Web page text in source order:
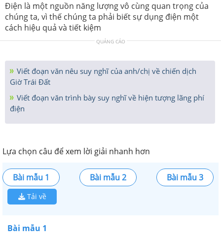
Điện là một nguồn năng lượng vô cùng quan trọng của
chúng ta, vì thế chúng ta phải biết sự dụng điện một
cách hiệu quả và tiết kiệm
QUẢNG CÁO
Viết đoạn văn nêu suy nghĩ của anh/chị về chiến dịch
Giờ Trái Đất
Viết đoạn văn trình bày suy nghĩ về hiện tượng lãng phí
điện
Lựa chọn câu để xem lời giải nhanh hơn
Bài mẫu 1 Bài mẫu 2 Bài mẫu 3
Tải về
Bài mẫu 1